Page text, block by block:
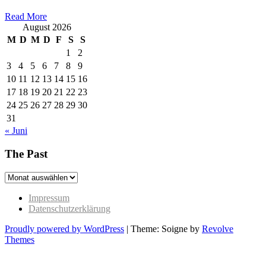
Read More
August 2026
M D M D F S
S
1
2
3
4 5 6 7 8
9
10 11 12 13 14 15 16
17 18 19 20 21 22 23
24 25 26 27 28 29 30
31
« Juni
The Past
The
Impressum
Datenschutzerklärung
Proudly powered by WordPress | Theme: Soigne by Revolve
Themes